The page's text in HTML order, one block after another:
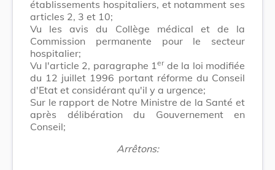
établissements hospitaliers, et notamment ses
articles 2, 3 et 10;
Vu les avis du Collège médical et de la
Commission permanente pour le secteur
hospitalier;
Vu l'article 2, paragraphe 1 erde la loi modifiée
du 12 juillet 1996 portant réforme du Conseil
d'Etat et considérant qu'il y a urgence;
Sur le rapport de Notre Ministre de la Santé et
après délibération du Gouvernement en
Conseil;
Arrêtons: